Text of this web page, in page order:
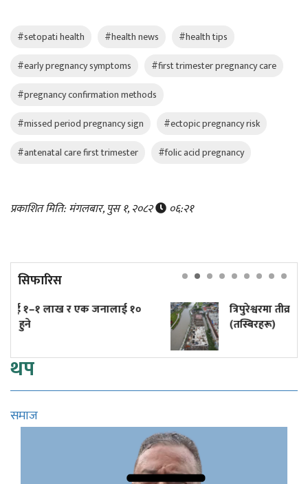
#setopati health #health news
#health tips
#early pregnancy symptoms
#first trimester pregnancy care
#pregnancy confirmation methods
#missed period pregnancy sign
#ectopic pregnancy risk
#antenatal care first trimester
#folic acid pregnancy
प्रकाशित मिति: मंगलबार, पुस १, २०८२ ०६:२१
सिफारिस
१०
त्रिपुरेश्वरमा तीव्र गतिमा बनिरहेको टुकुचा
थप
समाज